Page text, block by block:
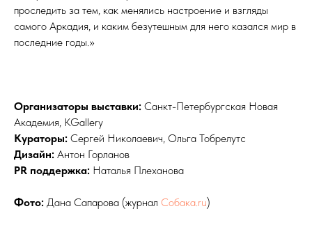
проследить за тем, как менялись настроение и взгляды
самого Аркадия, и каким безутешным для него казался мир в
последние годы.»
Организаторы выставки: Санкт-Петербургская Новая
Академия, KGallery
Кураторы: Сергей Николаевич, Ольга Тобрелутс
Дизайн: Антон Горланов
PR поддержка: Наталья Плеханова
Фото: Дана Сапарова (журнал Собака.ru)